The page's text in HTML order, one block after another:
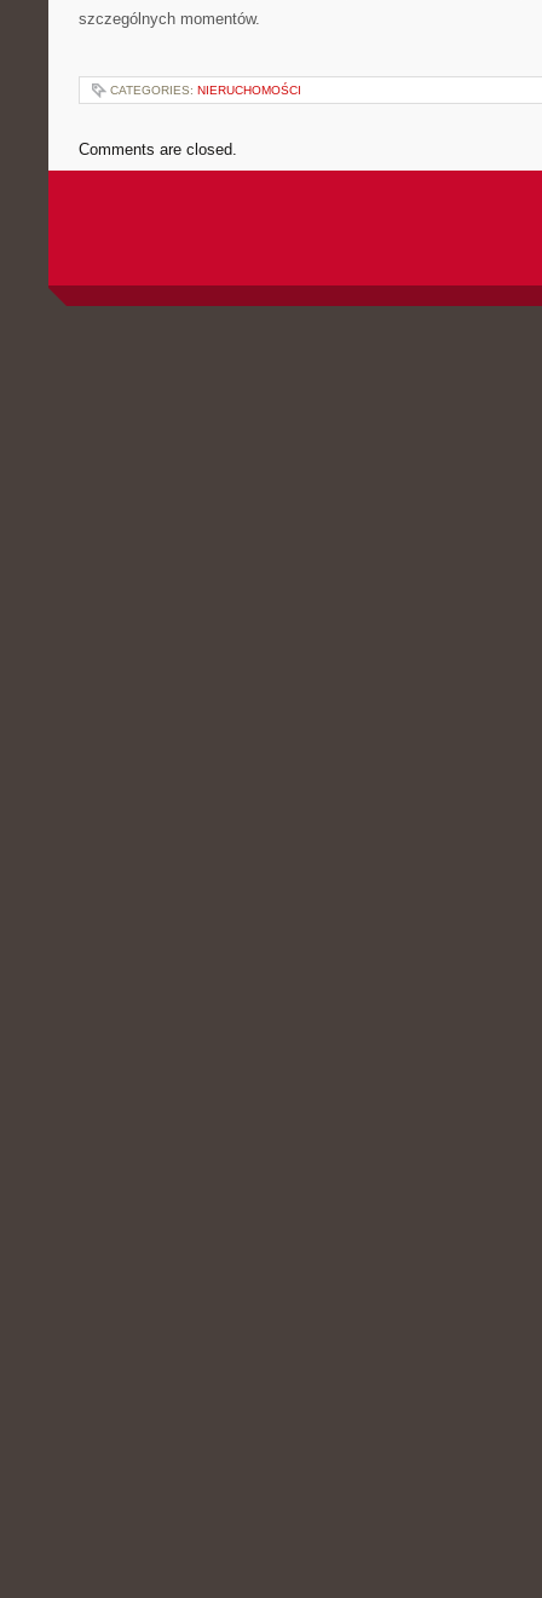
szczególnych momentów.
CATEGORIES: NIERUCHOMOŚCI
Comments are closed.